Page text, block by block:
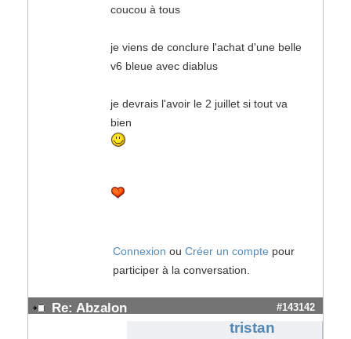
coucou à tous
je viens de conclure l'achat d'une belle
v6 bleue avec diablus
je devrais l'avoir le 2 juillet si tout va
bien
Connexion ou Créer un compte pour
participer à la conversation.
Re: Abzalon #143142
tristan